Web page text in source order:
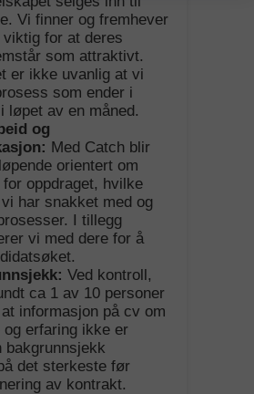
Vi finner og fremhever
for at deres
som attraktivt.
er ikke uvanlig at vi
som ender i
løpet av en måned.
og
Med Catch blir
orientert om
oppdraget, hvilke
har snakket med og
I tillegg
vi med dere for å
Ved kontroll,
ca 1 av 10 personer
informasjon på cv om
og erfaring ikke er
bakgrunnsjekk
det sterkeste før
av kontrakt.